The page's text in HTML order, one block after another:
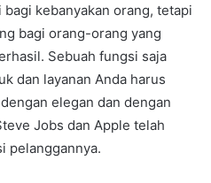
kebanyakan orang, tetapi
bagi orang-orang yang
Sebuah fungsi saja
dan layanan Anda harus
elegan dan dengan
Jobs dan Apple telah
pelanggannya.